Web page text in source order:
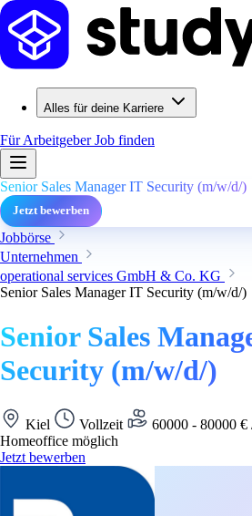
Alles für deine Karriere
Für ArbeitgeberJob finden
Senior Sales Manager IT Security (m/w/d/)
Jetzt bewerben
Jobbörse
Unternehmen
operational services GmbH & Co. KG
Senior Sales Manager IT Security (m/w/d/)
Senior Sales
Security (m/w/d/)
Kiel Vollzeit 60000 - 80000 €
Homeoffice möglich
Jetzt bewerben